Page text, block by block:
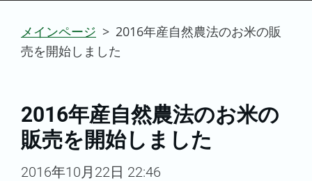
メインページ > 2016年産自然農法のお米の販
売を開始しました
2016年産自然農法のお米の
販売を開始しました
2016年10月22日 22:46